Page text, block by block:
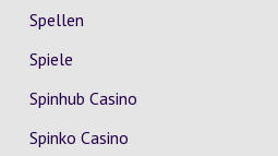
Spellen
Spiele
Spinhub Casino
Spinko Casino